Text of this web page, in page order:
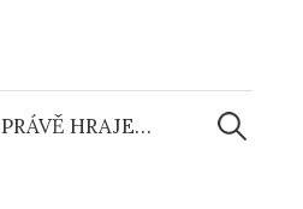
PRÁVĚ HRAJE…